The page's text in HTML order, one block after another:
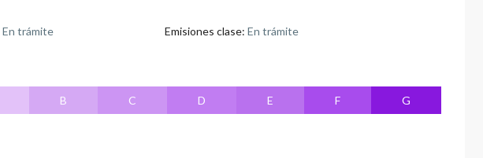
En trámite Emisiones clase: En trámite
B C D E F G